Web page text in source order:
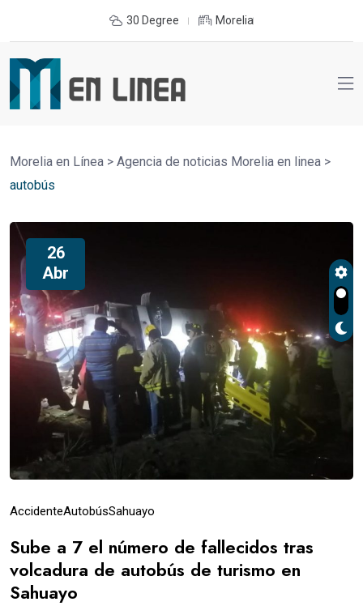
30 Degree Morelia
Morelia en Línea > Agencia de noticias Morelia en linea >
autobús
26
Abr
AccidenteAutobúsSahuayo
Sube a 7 el número de fallecidos tras
volcadura de autobús de turismo en
Sahuayo